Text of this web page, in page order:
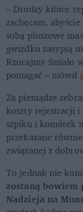
– Drodzy kibice
zachęcam,
sobą pluszowe
gwizdku zasypią
Rzucajmy śmiało
pomagać – mówił
Za pieniądze
koszty rejestracji
szpiku i komórek
przekazane
związanej z
To jednak nie
zostaną bowiem
Nadzieja na